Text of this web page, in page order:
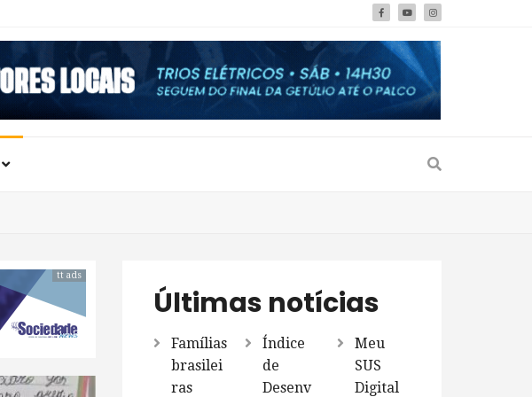
tt ads
Últimas notícias
Famílias
brasilei
ras
Índice
de
Desenv
Meu
SUS
Digital